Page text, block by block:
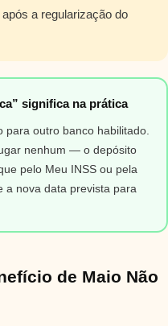
a regularização do
significa na prática
outro banco habilitado.
nenhum — o depósito
pelo Meu INSS ou pela
a nova data prevista para
de Maio Não